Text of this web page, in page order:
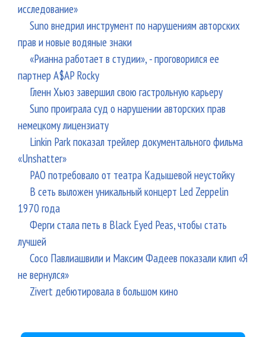
исследование»
Suno внедрил инструмент по нарушениям авторских
прав и новые водяные знаки
«Рианна работает в студии», - проговорился ее
партнер A$AP Rocky
Гленн Хьюз завершил свою гастрольную карьеру
Suno проиграла суд о нарушении авторских прав
немецкому лицензиату
Linkin Park показал трейлер документального фильма
«Unshatter»
РАО потребовало от театра Кадышевой неустойку
В сеть выложен уникальный концерт Led Zeppelin
1970 года
Ферги стала петь в Black Eyed Peas, чтобы стать
лучшей
Сосо Павлиашвили и Максим Фадеев показали клип «Я
не вернулся»
Zivert дебютировала в большом кино